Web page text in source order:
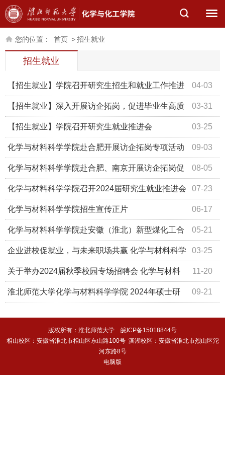
您的位置： 首页 >招生就业
招生就业
04-03
【招生就业】学院召开研究生招生和就业工作推进
会 03-31
【招生就业】深入开展访企拓岗，促进毕业生高质
量充分就业 03-25
【招生就业】学院召开研究生就业推进会
09-03
化学与材料科学学院赴合肥开展访企拓岗专项活动
08-05
化学与材料科学学院赴合肥、南京开展访企拓岗促
就业专项活动 07-23
化学与材料科学学院召开2024届研究生就业推进会
06-17
化学与材料科学学院招生宣传正片
05-21
化学与材料科学学院赴安徽（淮北）新型煤化工合
成材料基地开展访企拓岗促就业专项活动 03-25
企业进校促就业，与未来职场共赢 化学与材料科学
学院2024“访企拓岗促就业”专项行动 11-20
关于举办2024届秋季校园专场招聘会 化学与材料
科学学院专场 09-21
淮北师范大学化学与材料科学学院 2024年硕士研
版权所有：淮北师范大学 皖ICP备15018844号
相山校区：安徽省淮北市相山区东山路100号 滨湖校区：安徽省淮北市烈山区沱
河东路8号
电脑版